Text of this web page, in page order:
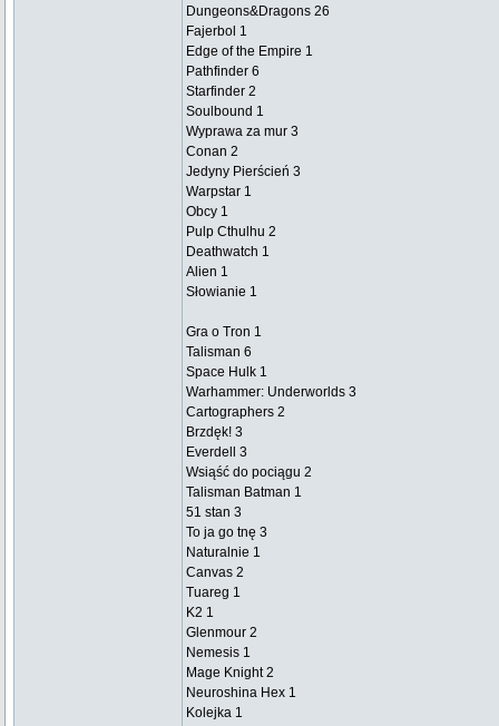
Dungeons&Dragons 26
Fajerbol 1
Edge of the Empire 1
Pathfinder 6
Starfinder 2
Soulbound 1
Wyprawa za mur 3
Conan 2
Jedyny Pierścień 3
Warpstar 1
Obcy 1
Pulp Cthulhu 2
Deathwatch 1
Alien 1
Słowianie 1
Gra o Tron 1
Talisman 6
Space Hulk 1
Warhammer: Underworlds 3
Cartographers 2
Brzdęk! 3
Everdell 3
Wsiąść do pociągu 2
Talisman Batman 1
51 stan 3
To ja go tnę 3
Naturalnie 1
Canvas 2
Tuareg 1
K2 1
Glenmour 2
Nemesis 1
Mage Knight 2
Neuroshina Hex 1
Kolejka 1